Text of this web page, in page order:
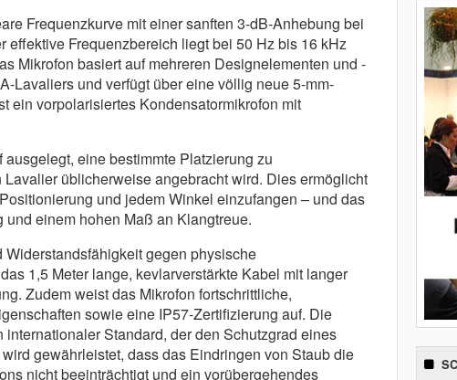
Frequenzkurve mit einer sanften 3-dB-Anhebung bei
effektive Frequenzbereich liegt bei 50 Hz bis 16 kHz
Mikrofon basiert auf mehreren Designelementen und -
Lavaliers und verfügt über eine völlig neue 5-mm-
ein vorpolarisiertes Kondensatormikrofon mit
eine bestimmte Platzierung zu
üblicherweise angebracht wird. Dies ermöglicht
und jedem Winkel einzufangen – und das
und einem hohen Maß an Klangtreue.
Widerstandsfähigkeit gegen physische
1,5 Meter lange, kevlarverstärkte Kabel mit langer
Zudem weist das Mikrofon fortschrittliche,
sowie eine IP57-Zertifizierung auf. Die
internationaler Standard, der den Schutzgrad eines
gewährleistet, dass das Eindringen von Staub die
nicht beeinträchtigt und ein vorübergehendes